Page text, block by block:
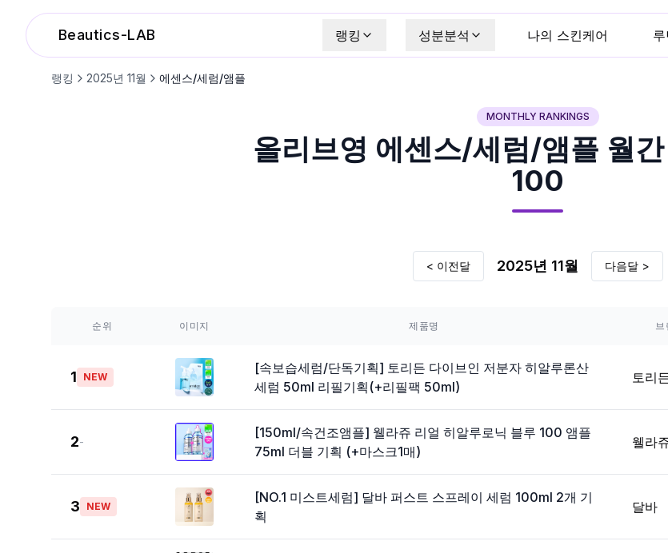
Beautics-LAB 랭킹 성분분석 나의 스킨케어
랭킹 2025년 11월 에센스/세럼/앰플
MONTHLY RANKINGS
올리브영 에센스/세럼/앰플 월
100
< 이전달 2025년 11월 다음달 >
순위 이미지 제품명 브
1 NEW
[속보습세럼/단독기획] 토리든 다이브인 저분자 히알루론산
세럼 50ml 리필기획(+리필팩 50ml)
토리
2-
[150ml/속건조앰플] 웰라쥬 리얼 히알루로닉 블루 100 앰플
75ml 더블 기획 (+마스크1매)
웰라
3 NEW
[NO.1 미스트세럼] 달바 퍼스트 스프레이 세럼 100ml 2개 기
획
달바